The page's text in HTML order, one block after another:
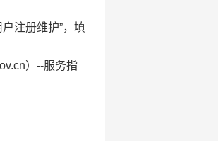
户注册维护”，填
） --服务指